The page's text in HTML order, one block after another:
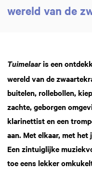
wereld van de
Tuimelaaris een
wereld van de
buitelen, rollebollen,
zachte, geborgen
klarinettist en een
aan. Met elkaar, met
Een zintuiglijke
toe eens lekker